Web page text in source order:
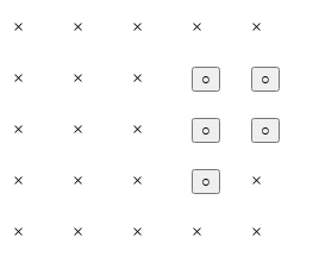
× × × ×
×
× × × ○ ○
× × × ○ ○
× × × ○
×
× × × ×
×